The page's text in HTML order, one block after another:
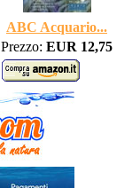
ABC Acquario...
Prezzo: EUR 12,75